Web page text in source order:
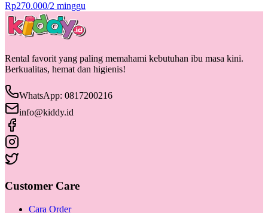
Rp270.000/2 minggu
Rental favorit yang paling memahami kebutuhan ibu masa kini.
Berkualitas, hemat dan higienis!
WhatsApp: 0817200216
info@kiddy.id
Customer Care
Cara Order